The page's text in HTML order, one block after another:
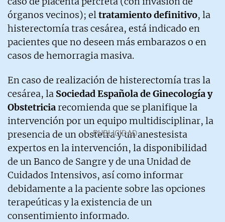
órganos vecinos); eltratamiento definitivo, la
histerectomía tras cesárea, está indicado en
pacientes que no deseen más embarazos o en
casos de hemorragia masiva.
En caso de realización de histerectomía tras la
cesárea, la Sociedad Española de Ginecología y
Obstetriciarecomienda que se planifique la
intervención por un equipo multidisciplinar, la
presencia de un obstetra y un anestesista
expertos en la intervención, la disponibilidad
de un Banco de Sangre y de una Unidad de
Cuidados Intensivos, así como informar
debidamente a la paciente sobre las opciones
terapeúticas y la existencia de un
consentimiento informado.